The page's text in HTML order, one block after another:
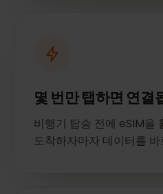
몇 번만 탭하면 연결
비행기 탑승 전에 eSIM을
도착하자마자 데이터를